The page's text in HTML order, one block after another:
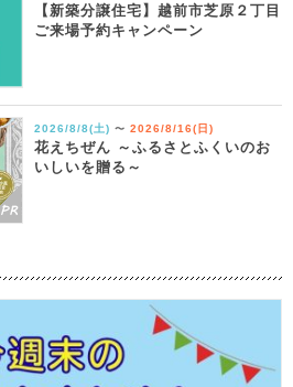
【新築分譲住宅】越前市芝原２丁目
ご来場予約キャンペーン
2026/8/8(土) 〜 2026/8/16(日)
花えちぜん ～ふるさとふくいのお
いしいを贈る～